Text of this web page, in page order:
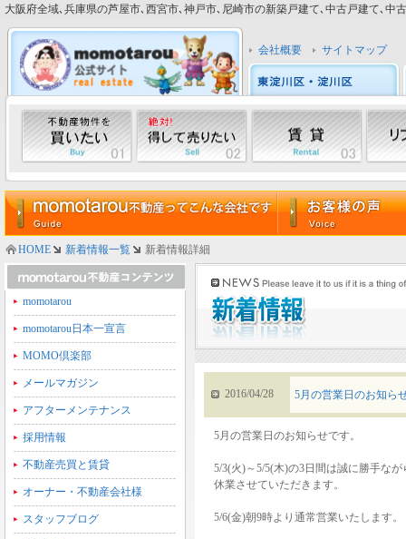
大阪府全域､兵庫県の芦屋市､西宮市､神戸市､尼崎市の新築戸建て､中古戸建て､中
会社概要 サイトマップ
HOME 新着情報一覧 新着情報詳細
momotarou
momotarou日本一宣言
MOMO倶楽部
メールマガジン
アフターメンテナンス
採用情報
不動産売買と賃貸
オーナー・不動産会社様
スタッフブログ
2016/04/28 5月の営業日のお知ら
5月の営業日のお知らせです。
5/3(火)～5/5(木)の3日間は誠に勝手なが
休業させていただきます。
5/6(金)朝9時より通常営業いたします。